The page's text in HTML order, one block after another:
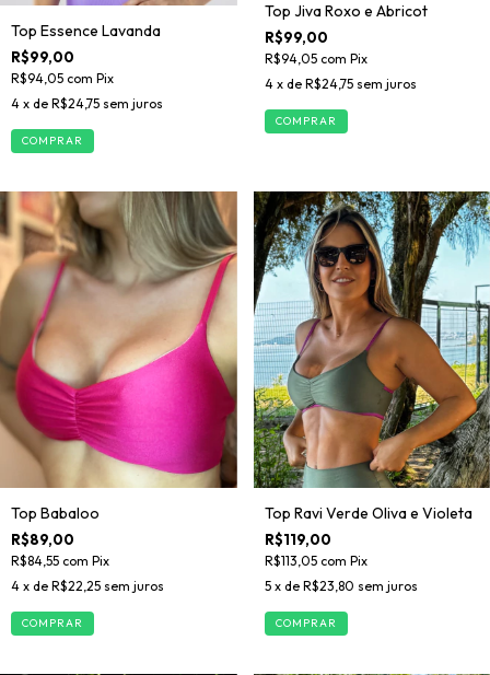
Top Essence Lavanda
R$99,00
R$94,05 com Pix
4 x de R$24,75 sem juros
COMPRAR
Top Jiva Roxo e Abricot
R$99,00
R$94,05 com Pix
4 x de R$24,75 sem juros
COMPRAR
Top Babaloo
R$89,00
R$84,55 com Pix
4 x de R$22,25 sem juros
COMPRAR
Top Ravi Verde Oliva e Violeta
R$119,00
R$113,05 com Pix
5 x de R$23,80 sem juros
COMPRAR